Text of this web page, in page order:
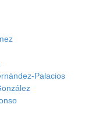
Palacios